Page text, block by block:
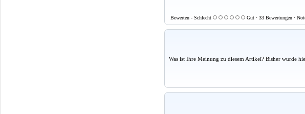
Bewerten - Schlecht Gut · 33 Bewertungen ·
Was ist Ihre Meinung zu diesem Artikel? Bisher wurde